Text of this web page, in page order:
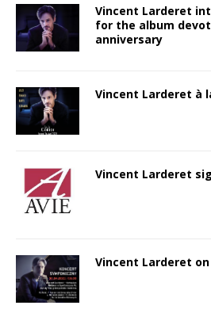
Vincent Larderet
for the album
anniversary
Vincent Larderet à
Vincent Larderet
Vincent Larderet